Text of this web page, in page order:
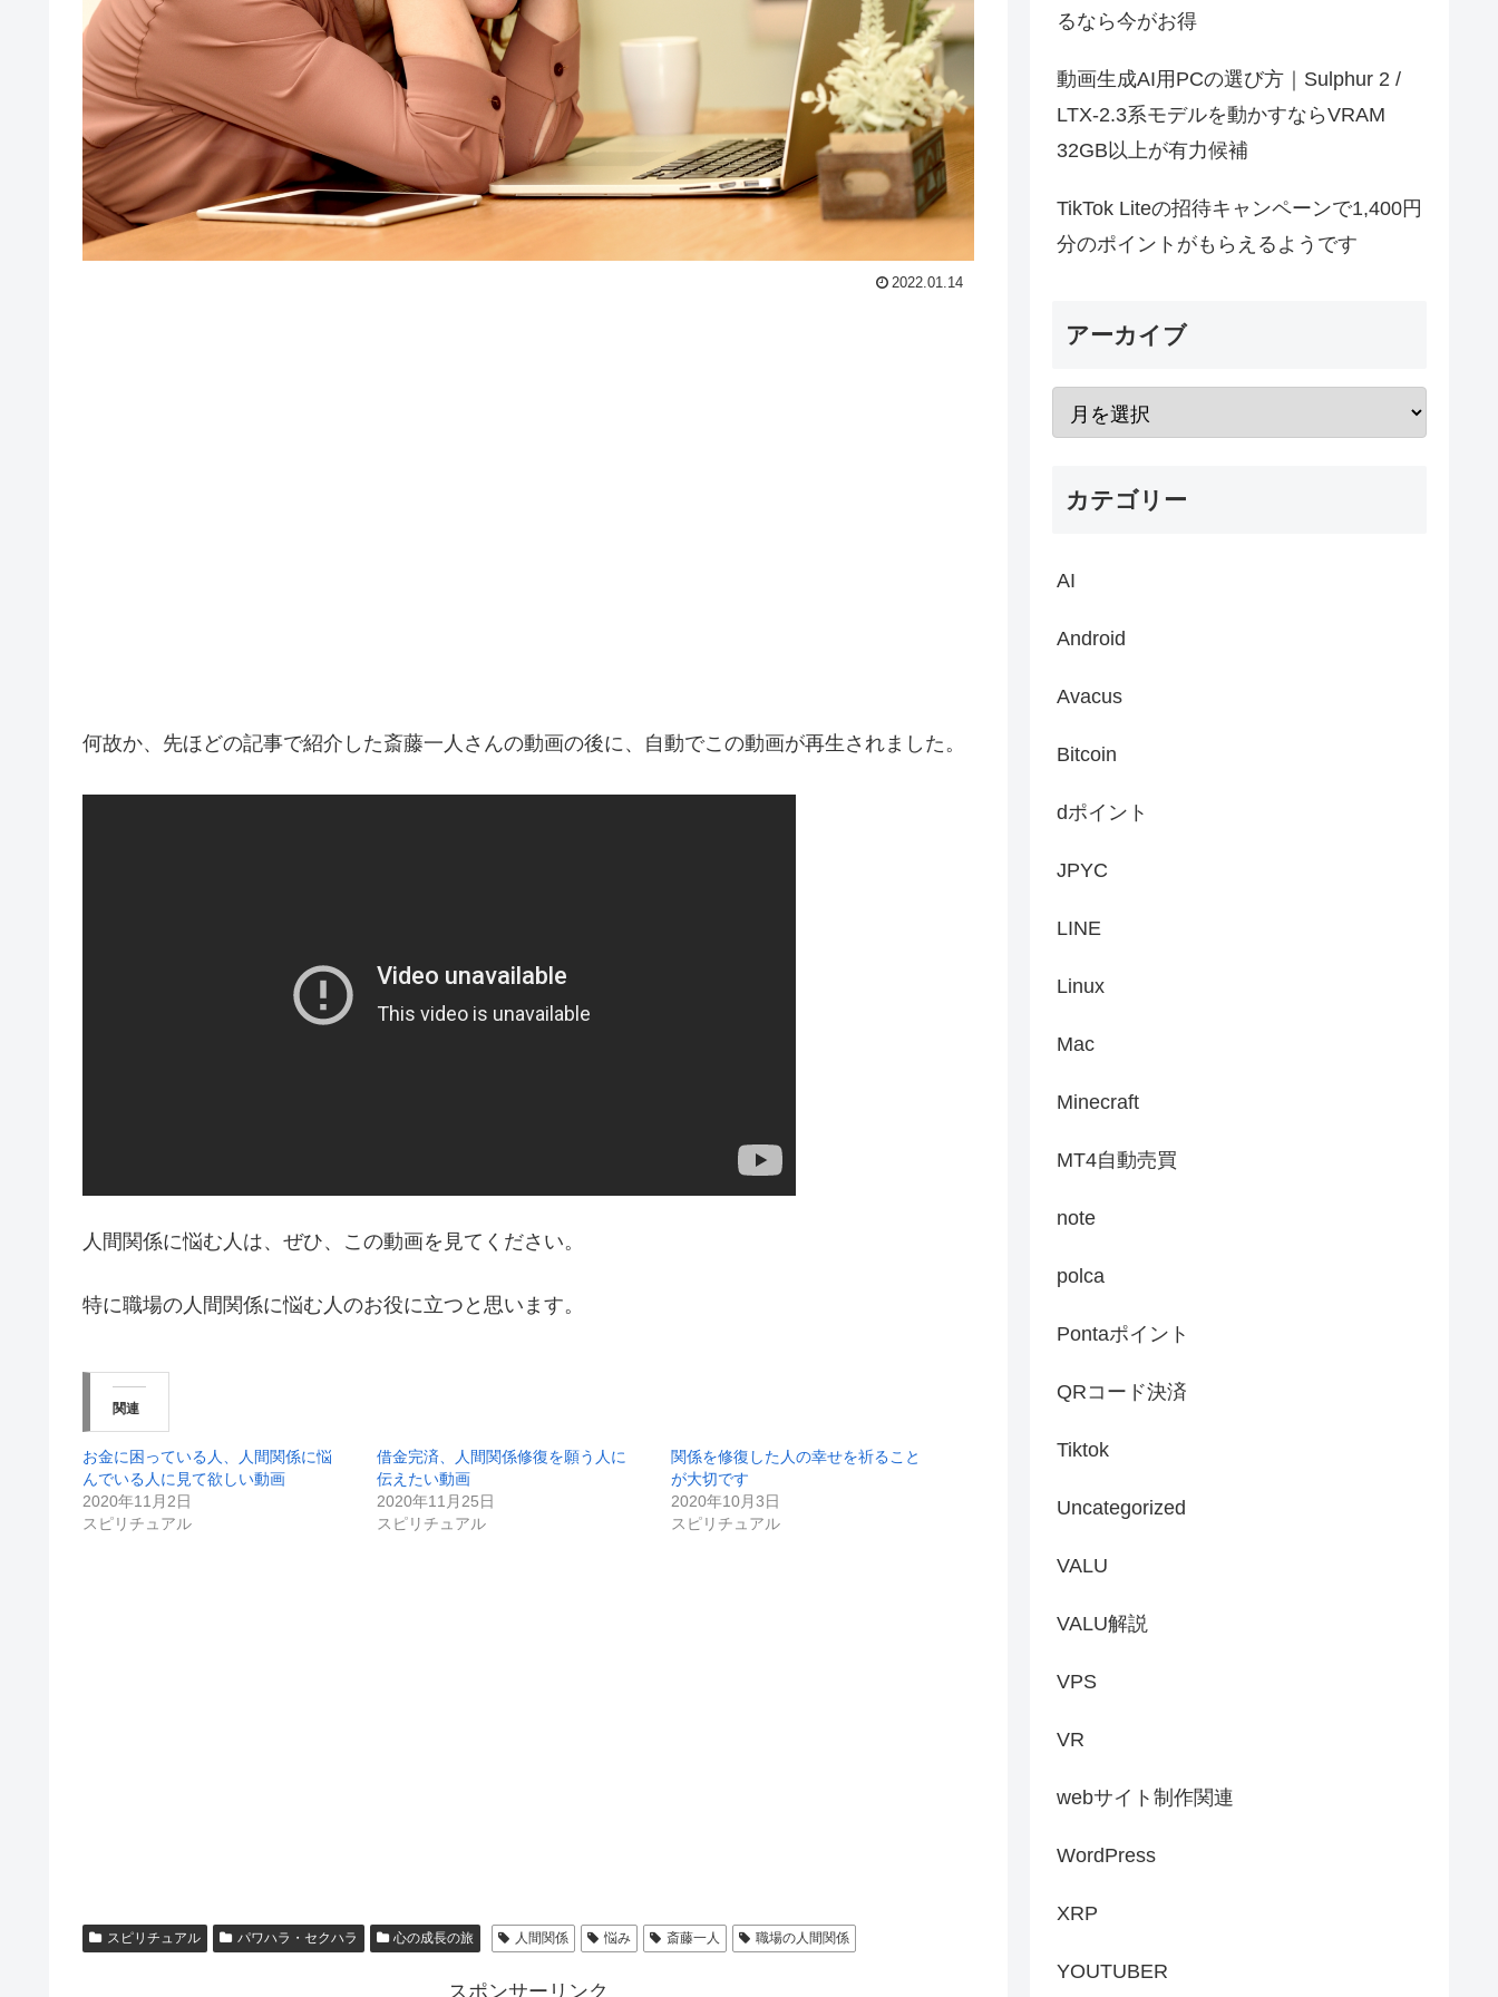
2022.01.14
何故か、先ほどの記事で紹介した斎藤一人さんの動画の後に、自動でこの動画が再生されました。
人間関係に悩む人は、ぜひ、この動画を見てください。
特に職場の人間関係に悩む人のお役に立つと思います。
関連
お金に困っている人、人間関係に悩
んでいる人に見て欲しい動画
2020年11月2日
スピリチュアル
借金完済、人間関係修復を願う人に
伝えたい動画
2020年11月25日
スピリチュアル
関係を修復した人の幸せを祈ること
が大切です
2020年10月3日
スピリチュアル
スピリチュアル パワハラ・セクハラ 心の成長の旅 人間関係 悩み 斎藤一人 職場の人間関係
スポンサーリンク
るなら今がお得
動画生成AI用PCの選び方｜Sulphur 2 /
LTX-2.3系モデルを動かすならVRAM
32GB以上が有力候補
TikTok Liteの招待キャンペーンで1,400円
分のポイントがもらえるようです
アーカイブ
カテゴリー
AI
Android
Avacus
Bitcoin
dポイント
JPYC
LINE
Linux
Mac
Minecraft
MT4自動売買
note
polca
Pontaポイント
QRコード決済
Tiktok
Uncategorized
VALU
VALU解説
VPS
VR
webサイト制作関連
WordPress
XRP
YOUTUBER